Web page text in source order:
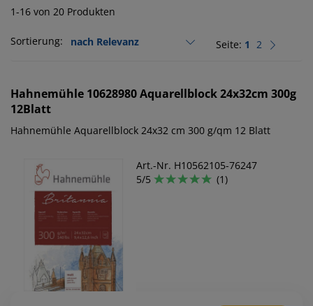
1-16 von 20 Produkten
Sortierung: Seite: 1 2
Hahnemühle 10628980 Aquarellblock 24x32cm 300g
12Blatt
Hahnemühle Aquarellblock 24x32 cm 300 g/qm 12 Blatt
Art.-Nr. H10562105-76247
5/5
(1)